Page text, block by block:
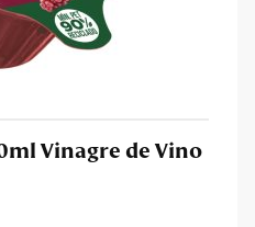
Vinagre de Vino